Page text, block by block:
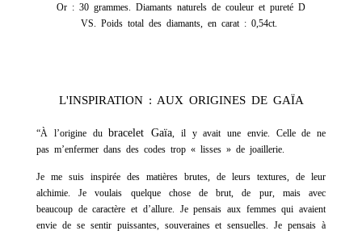
Or : 30 grammes. Diamants naturels de couleur et pureté D
VS. Poids total des diamants, en carat : 0,54ct.
L'INSPIRATION : AUX ORIGINES DE GAÏA
“À l’origine du bracelet Gaïa, il y avait une envie. Celle de ne
pas m’enfermer dans des codes trop « lisses » de joaillerie.
Je me suis inspirée des matières brutes, de leurs textures, de leur
alchimie. Je voulais quelque chose de brut, de pur, mais avec
beaucoup de caractère et d’allure. Je pensais aux femmes qui avaient
envie de se sentir puissantes, souveraines et sensuelles. Je pensais à